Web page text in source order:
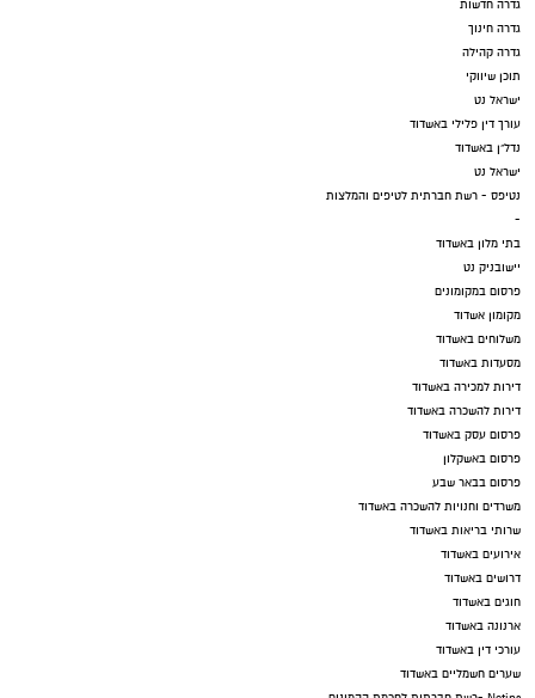
גדרה חדשות
גדרה חינוך
גדרה קהילה
תוכן שיווקי
ישראל נט
עורך דין פלילי באשדוד
נדל"ן באשדוד
ישראל נט
נטיפס - רשת חברתית לטיפים והמלצות
-
בתי מלון באשדוד
יישובניק נט
פרסום במקומונים
מקומון אשדוד
משלוחים באשדוד
מסעדות באשדוד
דירות למכירה באשדוד
דירות להשכרה באשדוד
פרסום עסק באשדוד
פרסום באשקלון
פרסום בבאר שבע
משרדים וחנויות להשכרה באשדוד
שרותי בריאות באשדוד
אירועים באשדוד
דרושים באשדוד
חוגים באשדוד
ארנונה באשדוד
עורכי דין באשדוד
שערים חשמליים באשדוד